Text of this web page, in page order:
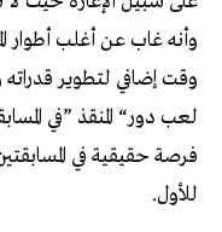
‬للأول‭. ‬